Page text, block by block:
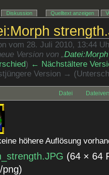
vom 28. Juli 2010, 13:44
Version von „
) ← Nächstältere
Version →
Datei
höhere Auflösung
(64 × 64
png)
Diskussion Quelltext anzeigen